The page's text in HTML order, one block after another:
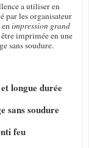
a utiliser en
par les organisateur
impression grand
imprimée en une
sans soudure.
longue durée
sans soudure
feu